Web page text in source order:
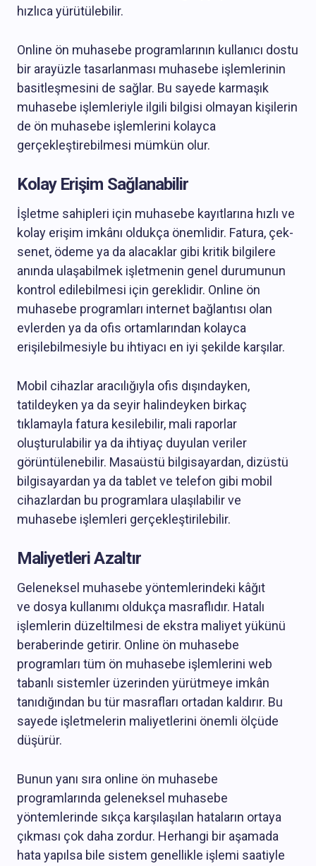
hızlıca yürütülebilir.
Online ön muhasebe programlarının kullanıcı dostu
bir arayüzle tasarlanması muhasebe işlemlerinin
basitleşmesini de sağlar. Bu sayede karmaşık
muhasebe işlemleriyle ilgili bilgisi olmayan kişilerin
de ön muhasebe işlemlerini kolayca
gerçekleştirebilmesi mümkün olur.
Kolay Erişim Sağlanabilir
İşletme sahipleri için muhasebe kayıtlarına hızlı ve
kolay erişim imkânı oldukça önemlidir. Fatura, çek-
senet, ödeme ya da alacaklar gibi kritik bilgilere
anında ulaşabilmek işletmenin genel durumunun
kontrol edilebilmesi için gereklidir. Online ön
muhasebe programları internet bağlantısı olan
evlerden ya da ofis ortamlarından kolayca
erişilebilmesiyle bu ihtiyacı en iyi şekilde karşılar.
Mobil cihazlar aracılığıyla ofis dışındayken,
tatildeyken ya da seyir halindeyken birkaç
tıklamayla fatura kesilebilir, mali raporlar
oluşturulabilir ya da ihtiyaç duyulan veriler
görüntülenebilir. Masaüstü bilgisayardan, dizüstü
bilgisayardan ya da tablet ve telefon gibi mobil
cihazlardan bu programlara ulaşılabilir ve
muhasebe işlemleri gerçekleştirilebilir.
Maliyetleri Azaltır
Geleneksel muhasebe yöntemlerindeki kâğıt
ve dosya kullanımı oldukça masraflıdır. Hatalı
işlemlerin düzeltilmesi de ekstra maliyet yükünü
beraberinde getirir. Online ön muhasebe
programları tüm ön muhasebe işlemlerini web
tabanlı sistemler üzerinden yürütmeye imkân
tanıdığından bu tür masrafları ortadan kaldırır. Bu
sayede işletmelerin maliyetlerini önemli ölçüde
düşürür.
Bunun yanı sıra online ön muhasebe
programlarında geleneksel muhasebe
yöntemlerinde sıkça karşılaşılan hataların ortaya
çıkması çok daha zordur. Herhangi bir aşamada
hata yapılsa bile sistem genellikle işlemi saatiyle